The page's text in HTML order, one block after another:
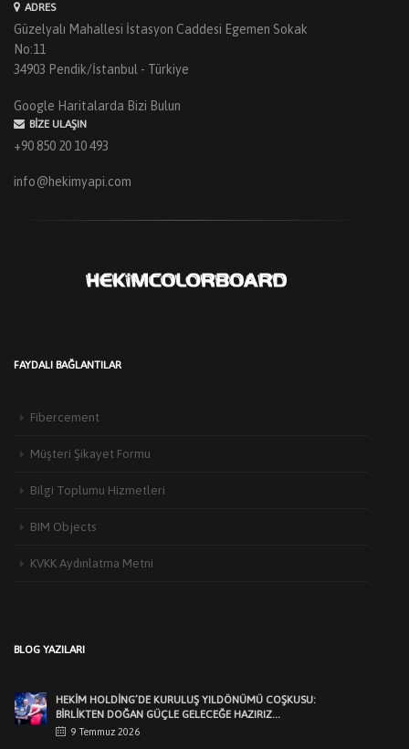
ADRES
Güzelyalı Mahallesi İstasyon Caddesi Egemen Sokak
No:11
34903 Pendik/İstanbul - Türkiye
Google Haritalarda Bizi Bulun
BIZE ULAŞIN
+90 850 20 10 493
info@hekimyapi.com
FAYDALI BAĞLANTILAR
Fibercement
Müşteri Şikayet Formu
Bilgi Toplumu Hizmetleri
BIM Objects
KVKK Aydınlatma Metni
BLOG YAZILARI
3 Haziran 2026
,Edirne Mimarlar Odası [...]
HEKIM HOLDING’DEN MUHTEŞEM KURULUŞ YILDÖNÜMÜ
GECESI
7 Temmuz 2026